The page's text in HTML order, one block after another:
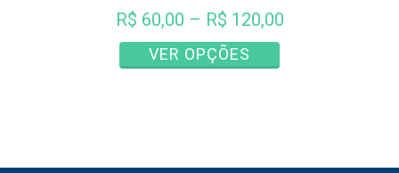
R$ 60,00 – R$ 120,00
VER OPÇÕES
produto